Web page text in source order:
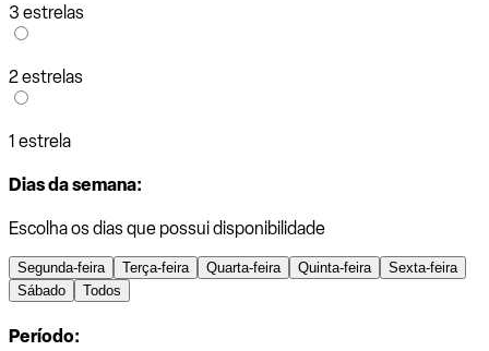
3 estrelas
2 estrelas
1 estrela
Dias da semana:
Escolha os dias que possui disponibilidade
Segunda-feira Terça-feira Quarta-feira Quinta-feira
Sexta-feira
Sábado
Todos
Período: